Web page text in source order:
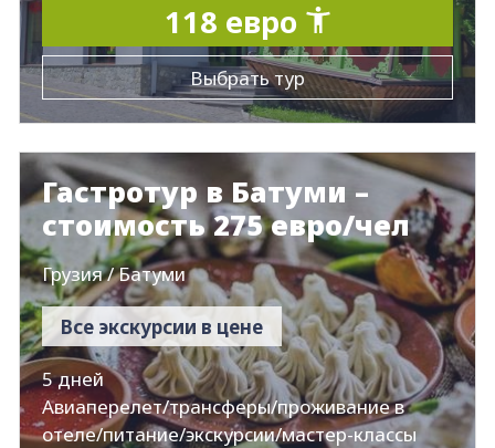
118 евро
Выбрать тур
Гастротур в Батуми –
стоимость 275 евро/чел
Грузия / Батуми
Все экскурсии в цене
5 дней
Авиаперелет/трансферы/проживание в
отеле/питание/экскурсии/мастер-классы